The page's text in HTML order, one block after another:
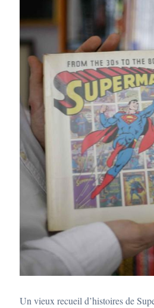
Un vieux recueil d’histoires de